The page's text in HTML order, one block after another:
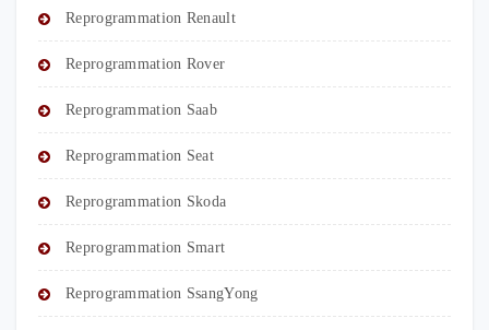
Reprogrammation Renault
Reprogrammation Rover
Reprogrammation Saab
Reprogrammation Seat
Reprogrammation Skoda
Reprogrammation Smart
Reprogrammation SsangYong